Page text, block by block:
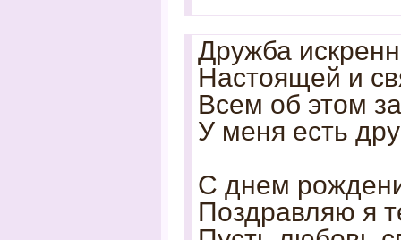
Дружба
Настоящей и
Всем об этом
У меня есть
С днем
Поздравляю я